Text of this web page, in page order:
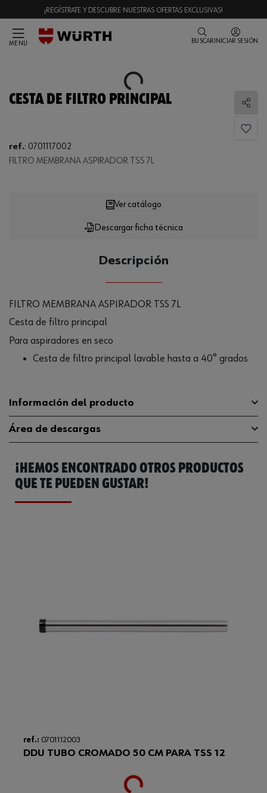
¡REGÍSTRATE Y DESCUBRE NUESTRAS OFERTAS EXCLUSIVAS!
MENÚ BUSCAR INICIAR SESIÓN
Loading...
CESTA DE FILTRO PRINCIPAL
ref.: 0701117002
FILTRO MEMBRANA ASPIRADOR TSS 7L
Loading...
Descargar ficha técnica
Ver catálogo
Descripción
FILTRO MEMBRANA ASPIRADOR TSS 7L
Cesta de filtro principal
Para aspiradores en seco
Cesta de filtro principal lavable hasta a 40° grados
Información del producto
Compatible con TSS 7-L BASIC
Material Nailon (poliamida)
Apto para aspiradora
Área de descargas
Catálogo General 0701117002
Ficha Técnica
¡HEMOS ENCONTRADO OTROS PRODUCTOS
QUE TE PUEDEN GUSTAR!
ref.: 0701112003
DDU TUBO CROMADO 50 CM PARA TSS 12
Loading...